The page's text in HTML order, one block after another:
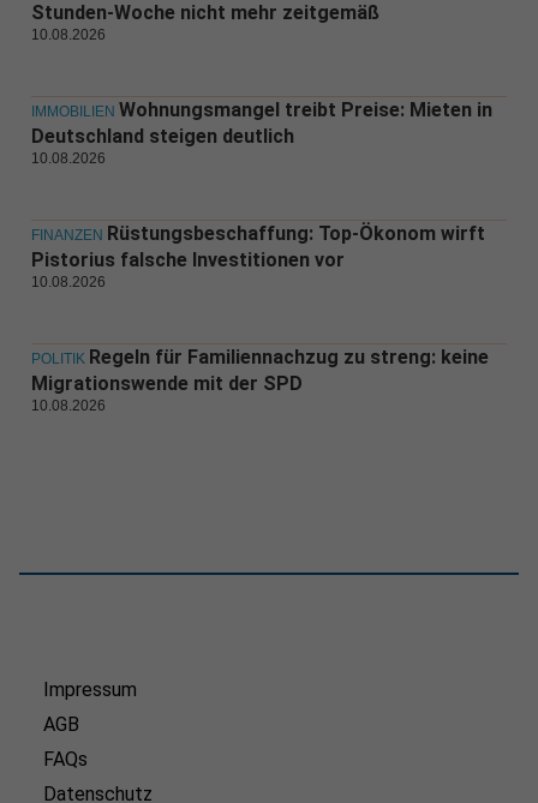
Stunden-Woche nicht mehr zeitgemäß
10.08.2026
IMMOBILIEN Wohnungsmangel treibt Preise: Mieten in
Deutschland steigen deutlich
10.08.2026
FINANZEN Rüstungsbeschaffung: Top-Ökonom wirft
Pistorius falsche Investitionen vor
10.08.2026
POLITIK Regeln für Familiennachzug zu streng: keine
Migrationswende mit der SPD
10.08.2026
Impressum
AGB
FAQs
Datenschutz